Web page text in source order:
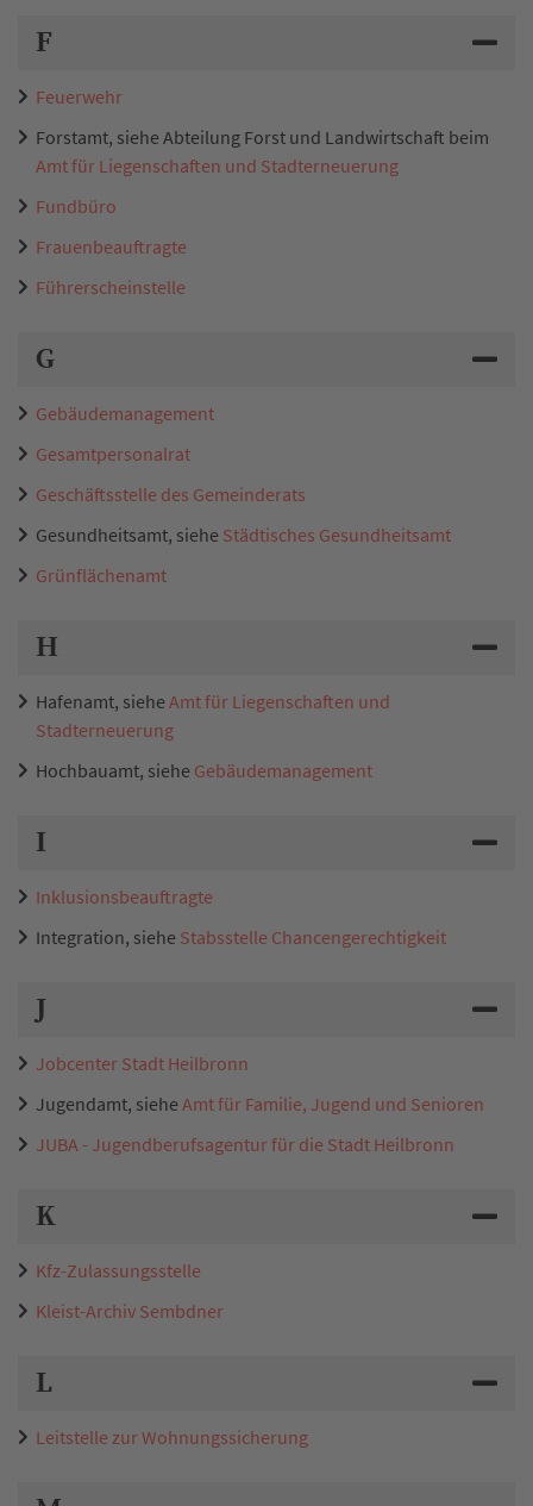
F
Feuerwehr
Forstamt, siehe Abteilung Forst und Landwirtschaft beim
Amt für Liegenschaften und Stadterneuerung
Fundbüro
Frauenbeauftragte
Führerscheinstelle
G
Gebäudemanagement
Gesamtpersonalrat
Geschäftsstelle des Gemeinderats
Gesundheitsamt, siehe Städtisches Gesundheitsamt
Grünflächenamt
H
Hafenamt, sieheAmt für Liegenschaften und
Stadterneuerung
Hochbauamt, siehe Gebäudemanagement
I
Inklusionsbeauftragte
Integration, siehe Stabsstelle Chancengerechtigkeit
J
Jobcenter Stadt Heilbronn
Jugendamt, sieheAmt für Familie, Jugend und Senioren
JUBA - Jugendberufsagentur für die Stadt Heilbronn
K
Kfz-Zulassungsstelle
Kleist-Archiv Sembdner
L
Leitstelle zur Wohnungssicherung